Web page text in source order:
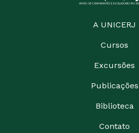
A UNICERJ
Cursos
Excursões
Publicações
Biblioteca
Contato